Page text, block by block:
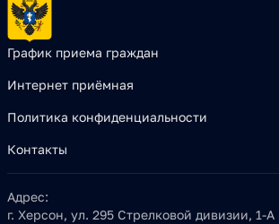
График приема граждан
Интернет приёмная
Политика конфиденциальности
Контакты
Адрес:
г. Херсон, ул. 295 Стрелковой дивизии, 1-